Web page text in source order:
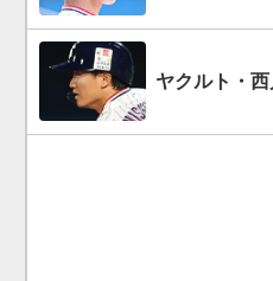
ヤクルト・